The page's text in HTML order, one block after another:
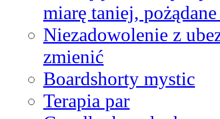
miarę taniej,
Niezadowolenie z
zmienić
Boardshorty mystic
Terapia par